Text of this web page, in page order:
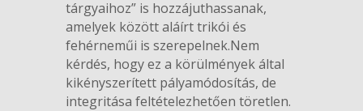
tárgyaihoz” is hozzájuthassanak,
amelyek között aláírt trikói és
fehérneműi is szerepelnek.Nem
kérdés, hogy ez a körülmények által
kikényszerített pályamódosítás, de
integritása feltételezhetően töretlen.